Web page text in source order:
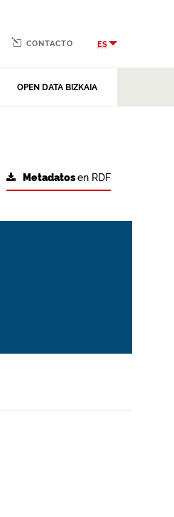
OPEN DATA BIZKAIA
CONTACTO ES
Metadatosen RDF